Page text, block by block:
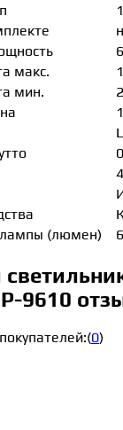
1
макс.
мин.
лампы (люмен)
9610
(0)